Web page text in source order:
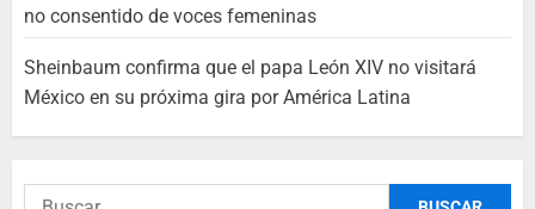
no consentido de voces femeninas
Sheinbaum confirma que el papa León XIV no visitará
México en su próxima gira por América Latina